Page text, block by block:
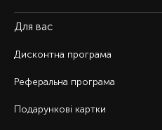
Для вас
Дисконтна програма
Реферальна програма
Подарункові картки